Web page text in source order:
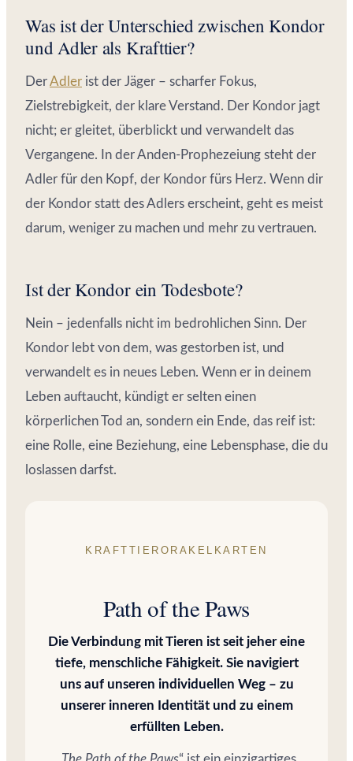
Was ist der Unterschied zwischen Kondor
und Adler als Krafttier?
DerAdler ist der Jäger – scharfer Fokus,
Zielstrebigkeit, der klare Verstand. Der Kondor jagt
nicht; er gleitet, überblickt und verwandelt das
Vergangene. In der Anden-Prophezeiung steht der
Adler für den Kopf, der Kondor fürs Herz. Wenn dir
der Kondor statt des Adlers erscheint, geht es meist
darum, weniger zu machen und mehr zu vertrauen.
Ist der Kondor ein Todesbote?
Nein – jedenfalls nicht im bedrohlichen Sinn. Der
Kondor lebt von dem, was gestorben ist, und
verwandelt es in neues Leben. Wenn er in deinem
Leben auftaucht, kündigt er selten einen
körperlichen Tod an, sondern ein Ende, das reif ist:
eine Rolle, eine Beziehung, eine Lebensphase, die du
loslassen darfst.
KRAFTTIERORAKELKARTEN
Path of the Paws
Die Verbindung mit Tieren ist seit jeher eine
tiefe, menschliche Fähigkeit. Sie navigiert
uns auf unseren individuellen Weg – zu
unserer inneren Identität und zu einem
erfüllten Leben.